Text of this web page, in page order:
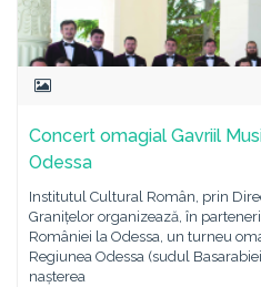
Concert omagial Gavriil
Odessa
Institutul Cultural Român, prin
Granițelor organizează, în
României la Odessa, un turneu
Regiunea Odessa (sudul
nașterea